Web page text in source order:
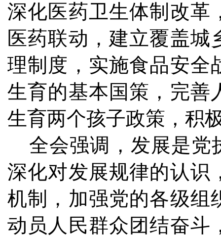
深化医药卫生体制改革
医药联动，建立覆盖城
理制度，实施食品安全
生育的基本国策，完善
生育两个孩子政策，积
全会强调，发展是党
深化对发展规律的认识
机制，加强党的各级组
动员人民群众团结奋斗